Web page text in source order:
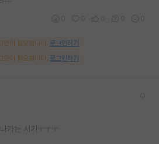
인이 필요합니다. 로그인하기
인이 필요합니다. 로그인하기
가는 시기ㅜㅜㅜ